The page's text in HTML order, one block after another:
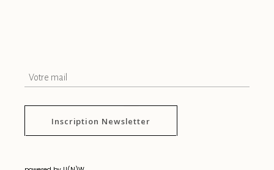
Inscription Newsletter